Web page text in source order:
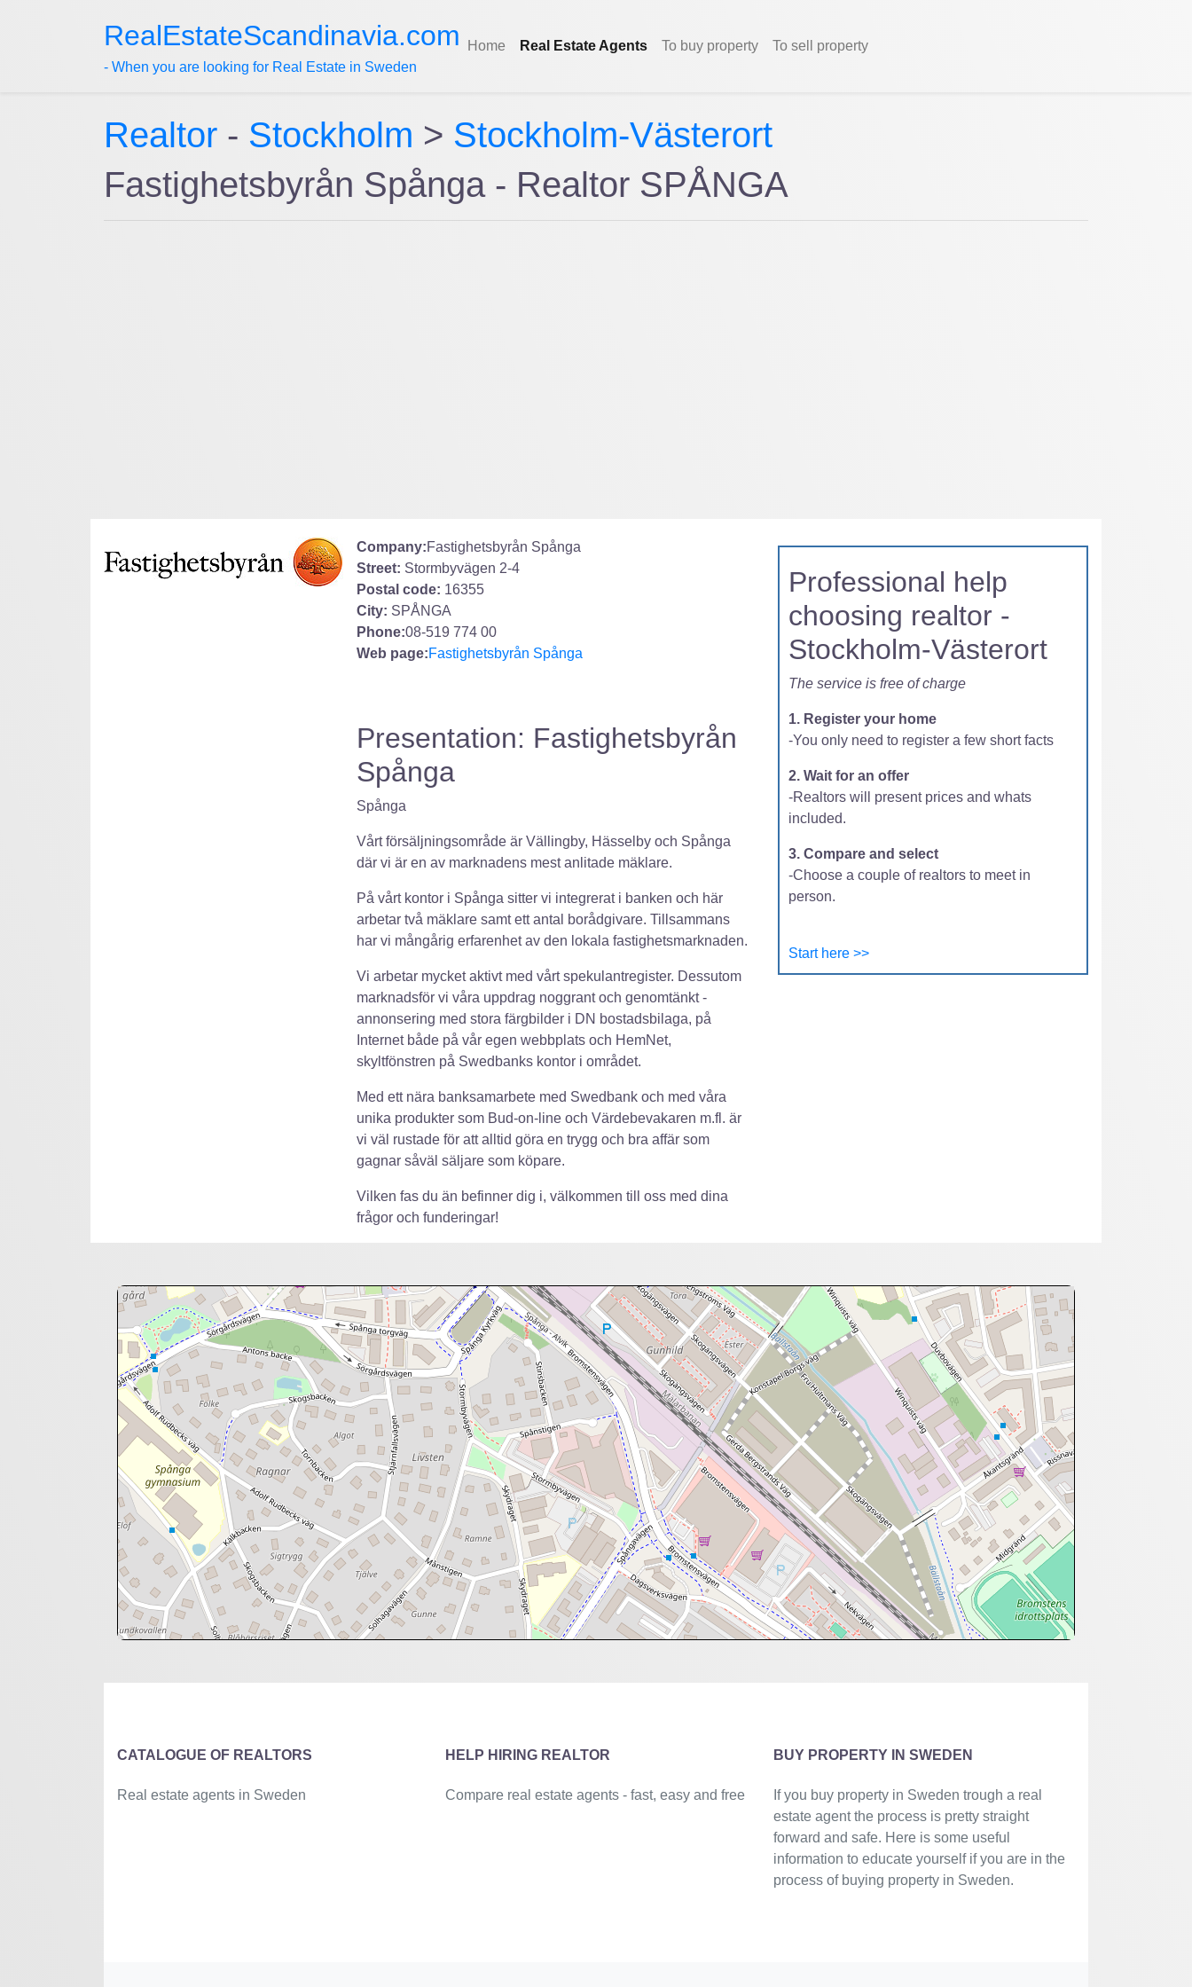
RealEstateScandinavia.com
- When you are looking for Real Estate in Sweden
Home Real Estate Agents To buy property To sell property
Realtor - Stockholm > Stockholm-Västerort
Fastighetsbyrån Spånga - Realtor SPÅNGA
Company:Fastighetsbyrån Spånga
Street: Stormbyvägen 2-4
Postal code: 16355
City: SPÅNGA
Phone:08-519 774 00
Web page:Fastighetsbyrån Spånga
Presentation: Fastighetsbyrån
Spånga
Spånga
Vårt försäljningsområde är Vällingby, Hässelby och Spånga
där vi är en av marknadens mest anlitade mäklare.
På vårt kontor i Spånga sitter vi integrerat i banken och här
arbetar två mäklare samt ett antal borådgivare. Tillsammans
har vi mångårig erfarenhet av den lokala fastighetsmarknaden.
Vi arbetar mycket aktivt med vårt spekulantregister. Dessutom
marknadsför vi våra uppdrag noggrant och genomtänkt -
annonsering med stora färgbilder i DN bostadsbilaga, på
Internet både på vår egen webbplats och HemNet,
skyltfönstren på Swedbanks kontor i området.
Med ett nära banksamarbete med Swedbank och med våra
unika produkter som Bud-on-line och Värdebevakaren m.fl. är
vi väl rustade för att alltid göra en trygg och bra affär som
gagnar såväl säljare som köpare.
Vilken fas du än befinner dig i, välkommen till oss med dina
frågor och funderingar!
Professional help
choosing realtor -
Stockholm-Västerort
The service is free of charge
1. Register your home
-You only need to register a few short facts
2. Wait for an offer
-Realtors will present prices and whats
included.
3. Compare and select
-Choose a couple of realtors to meet in
person.
Start here >>
CATALOGUE OF REALTORS
Real estate agents in Sweden
HELP HIRING REALTOR
Compare real estate agents - fast, easy and free
BUY PROPERTY IN SWEDEN
If you buy property in Sweden trough a real
estate agent the process is pretty straight
forward and safe. Here is some useful
information to educate yourself if you are in the
process of buying property in Sweden.